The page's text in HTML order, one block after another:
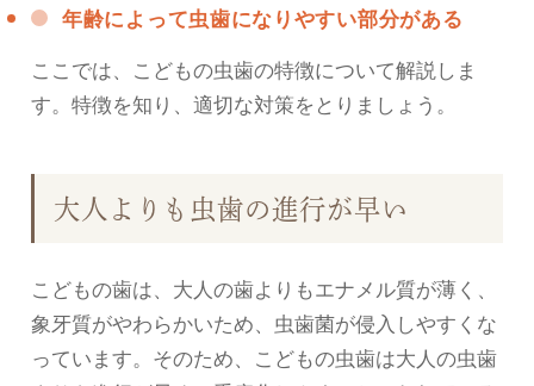
年齢によって虫歯になりやすい部分がある
ここでは、こどもの虫歯の特徴について解説しま
す。特徴を知り、適切な対策をとりましょう。
大人よりも虫歯の進行が早い
こどもの歯は、大人の歯よりもエナメル質が薄く、
象牙質がやわらかいため、虫歯菌が侵入しやすくな
っています。そのため、こどもの虫歯は大人の虫歯